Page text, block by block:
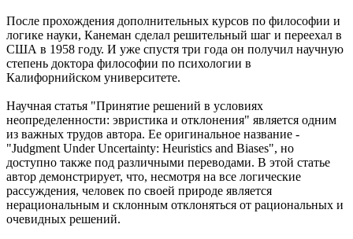
После прохождения дополнительных курсов по философии и
логике науки, Канеман сделал решительный шаг и переехал в
США в 1958 году. И уже спустя три года он получил научную
степень доктора философии по психологии в
Калифорнийском университете.
Научная статья "Принятие решений в условиях
неопределенности: эвристика и отклонения" является одним
из важных трудов автора. Ее оригинальное название -
"Judgment Under Uncertainty: Heuristics and Biases", но
доступно также под различными переводами. В этой статье
автор демонстрирует, что, несмотря на все логические
рассуждения, человек по своей природе является
нерациональным и склонным отклоняться от рациональных и
очевидных решений.